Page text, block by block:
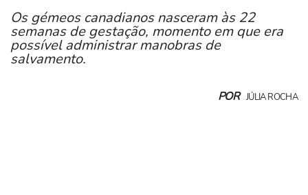
Os gémeos canadianos nasceram às 22
semanas de gestação, momento em que era
possível administrar manobras de
salvamento.
POR JÚLIA ROCHA